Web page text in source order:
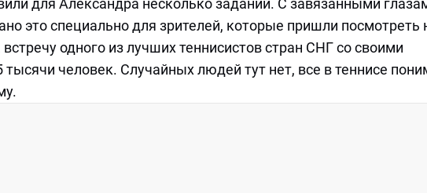
для Александра несколько заданий. С завязанными
это специально для зрителей, которые пришли посмотреть
одного из лучших теннисистов стран СНГ со своими
человек. Случайных людей тут нет, все в теннисе